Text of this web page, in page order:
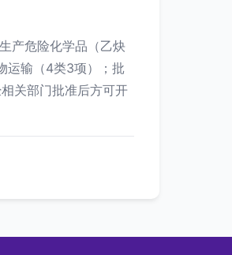
产危险化学品（乙炔
运输（4类3项）；批
关部门批准后方可开